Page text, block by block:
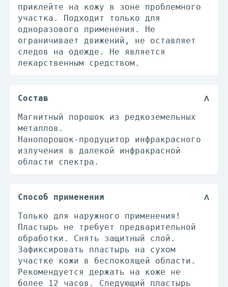
приклейте на кожу в зоне проблемного
участка. Подходит только для
одноразового применения. Не
ограничивает движений, не оставляет
следов на одежде. Не является
лекарственным средством.
Состав
Магнитный порошок из редкоземельных
металлов.
Нанопорошок-продуцитор инфракрасного
излучения в далекой инфракрасной
области спектра.
Способ применения
Только для наружного применения!
Пластырь не требует предварительной
обработки. Снять защитный слой.
Зафиксировать пластырь на сухом
участке кожи в беспокоящей области.
Рекомендуется держать на коже не
более 12 часов. Следующий пластырь